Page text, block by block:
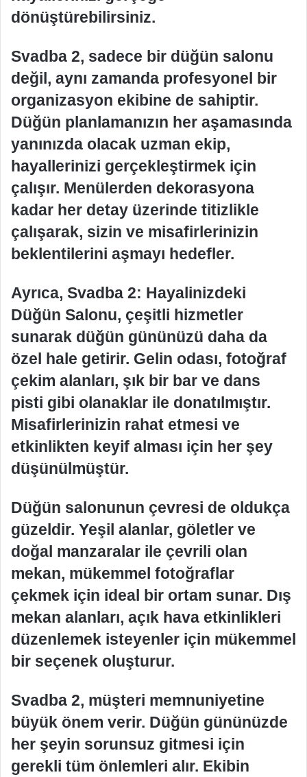
dönüştürebilirsiniz.
Svadba 2, sadece bir düğün salonu
değil, aynı zamanda profesyonel bir
organizasyon ekibine de sahiptir.
Düğün planlamanızın her aşamasında
yanınızda olacak uzman ekip,
hayallerinizi gerçekleştirmek için
çalışır. Menülerden dekorasyona
kadar her detay üzerinde titizlikle
çalışarak, sizin ve misafirlerinizin
beklentilerini aşmayı hedefler.
Ayrıca, Svadba 2: Hayalinizdeki
Düğün Salonu, çeşitli hizmetler
sunarak düğün gününüzü daha da
özel hale getirir. Gelin odası, fotoğraf
çekim alanları, şık bir bar ve dans
pisti gibi olanaklar ile donatılmıştır.
Misafirlerinizin rahat etmesi ve
etkinlikten keyif alması için her şey
düşünülmüştür.
Düğün salonunun çevresi de oldukça
güzeldir. Yeşil alanlar, göletler ve
doğal manzaralar ile çevrili olan
mekan, mükemmel fotoğraflar
çekmek için ideal bir ortam sunar. Dış
mekan alanları, açık hava etkinlikleri
düzenlemek isteyenler için mükemmel
bir seçenek oluşturur.
Svadba 2, müşteri memnuniyetine
büyük önem verir. Düğün gününüzde
her şeyin sorunsuz gitmesi için
gerekli tüm önlemleri alır. Ekibin